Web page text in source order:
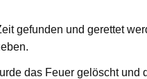
gefunden und gerettet
das Feuer gelöscht und